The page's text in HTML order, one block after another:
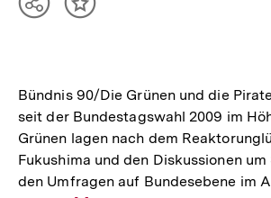
TeilenInhalt
Bündnis 90/Die Grünen und die
seit der Bundestagswahl 2009 im
Grünen lagen nach dem
Fukushima und den Diskussionen
den Umfragen auf Bundesebene im